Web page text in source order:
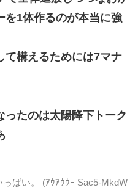
を1体作るのが本当に強
て構えるためには7マナ
ったのは太陽降下トーク
ぱい。 (ｱｳｱｳｳｰ Sac5-MkdW